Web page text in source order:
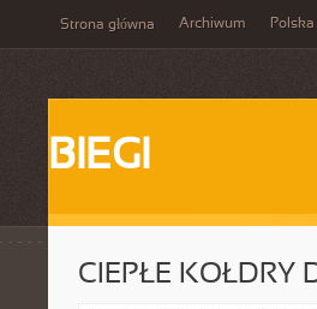
Strona główna Archiwum Polska
BIEGI
CIEPŁE KOŁDRY